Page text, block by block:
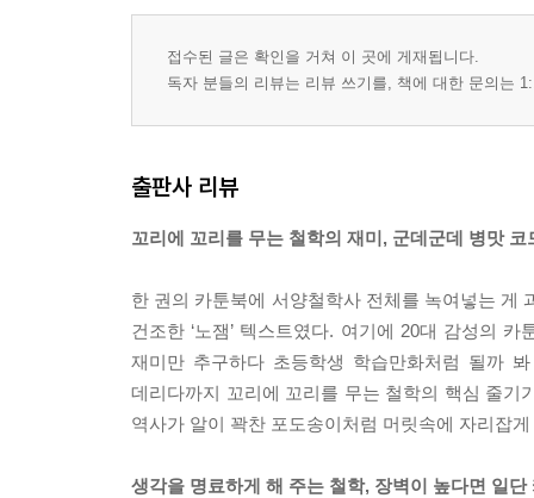
접수된 글은 확인을 거쳐 이 곳에 게재됩니다.
독자 분들의 리뷰는 리뷰 쓰기를, 책에 대한 문의는
출판사 리뷰
꼬리에 꼬리를 무는 철학의 재미, 군데군데 병맛 코
한 권의 카툰북에 서양철학사 전체를 녹여넣는 게
건조한 ‘노잼’ 텍스트였다. 여기에 20대 감성의
재미만 추구하다 초등학생 학습만화처럼 될까
데리다까지 꼬리에 꼬리를 무는 철학의 핵심 줄기
역사가 알이 꽉찬 포도송이처럼 머릿속에 자리잡
생각을 명료하게 해 주는 철학, 장벽이 높다면 일단